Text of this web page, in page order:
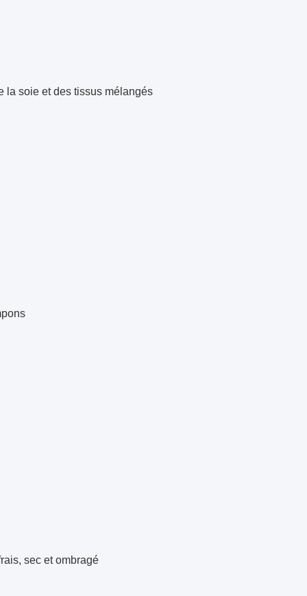
la soie et des tissus mélangés
sec et ombragé